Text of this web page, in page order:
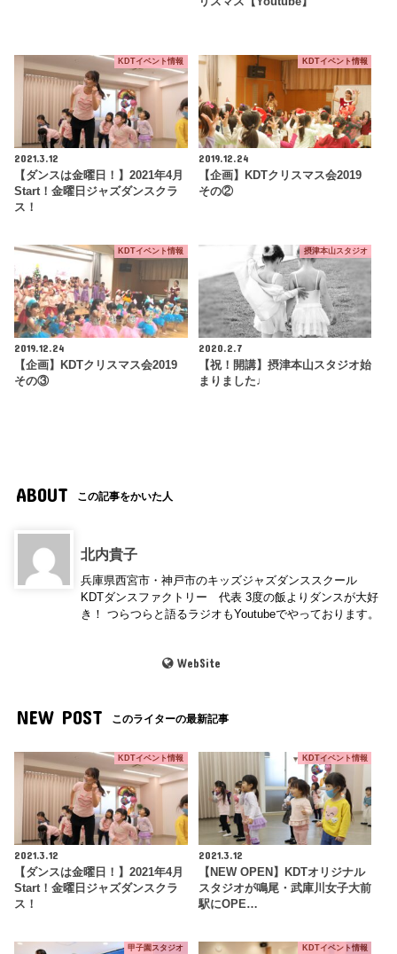
KDTイベント情報
2021.3.12
【ダンスは金曜日！】2021年4月
Start！金曜日ジャズダンスクラ
ス！
KDTイベント情報
2019.12.24
【企画】KDTクリスマス会2019
その②
KDTイベント情報
2019.12.24
【企画】KDTクリスマス会2019
その③
摂津本山スタジオ
2020.2.7
【祝！開講】摂津本山スタジオ始
まりました♩
ABOUT この記事をかいた人
北内貴子
兵庫県西宮市・神戸市のキッズジャズダンススクール
KDTダンスファクトリー 代表 3度の飯よりダンスが大好
き！ つらつらと語るラジオもYoutubeでやっております。
WebSite
NEW POST このライターの最新記事
KDTイベント情報
2021.3.12
【ダンスは金曜日！】2021年4月
Start！金曜日ジャズダンスクラ
ス！
KDTイベント情報
2021.3.12
【NEW OPEN】KDTオリジナル
スタジオが鳴尾・武庫川女子大前
駅にOPE…
甲子園スタジオ KDTイベント情報